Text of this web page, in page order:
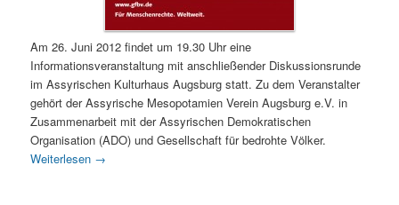
Am 26. Juni 2012 findet um 19.30 Uhr eine
Informationsveranstaltung mit anschließender Diskussionsrunde
im Assyrischen Kulturhaus Augsburg statt. Zu dem Veranstalter
gehört der Assyrische Mesopotamien Verein Augsburg e.V. in
Zusammenarbeit mit der Assyrischen Demokratischen
Organisation (ADO) und Gesellschaft für bedrohte Völker.
Weiterlesen →